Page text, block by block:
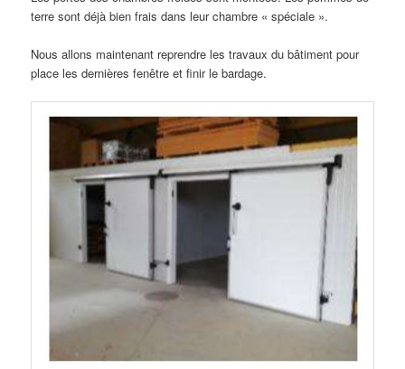
terre sont déjà bien frais dans leur chambre « spéciale ».
Nous allons maintenant reprendre les travaux du bâtiment pour
place les dernières fenêtre et finir le bardage.